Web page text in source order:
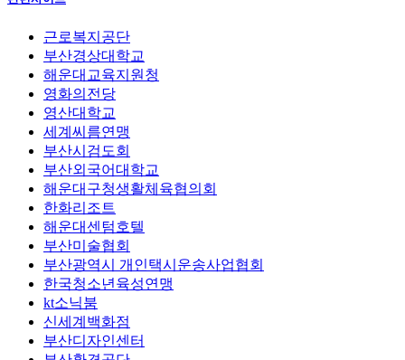
근로복지공단
부산경상대학교
해운대교육지원청
영화의전당
영산대학교
세계씨름연맹
부산시검도회
부산외국어대학교
해운대구청생활체육협의회
한화리조트
해운대센텀호텔
부산미술협회
부산광역시 개인택시운송사업협회
한국청소년육성연맹
kt소닉붐
신세계백화점
부산디자인센터